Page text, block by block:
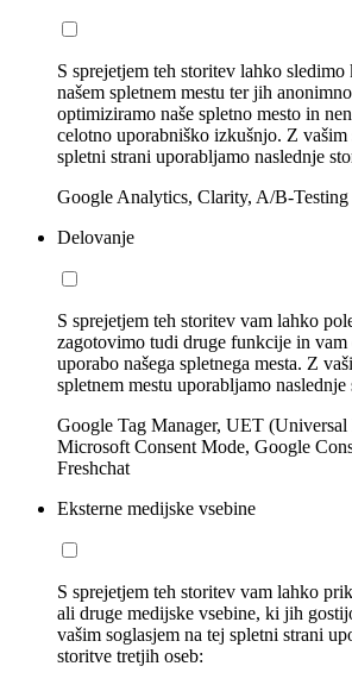
S sprejetjem teh storitev lahko
našem spletnem mestu ter jih
optimiziramo naše spletno mesto in
celotno uporabniško izkušnjo. Z vašim
spletni strani uporabljamo naslednje
Google Analytics, Clarity, A/B-Testing
Delovanje
S sprejetjem teh storitev vam lahko
zagotovimo tudi druge funkcije in
uporabo našega spletnega mesta. Z
spletnem mestu uporabljamo
Google Tag Manager, UET
Microsoft Consent Mode, Google
Freshchat
Eksterne medijske vsebine
S sprejetjem teh storitev vam lahko
ali druge medijske vsebine, ki jih
vašim soglasjem na tej spletni strani
storitve tretjih oseb: